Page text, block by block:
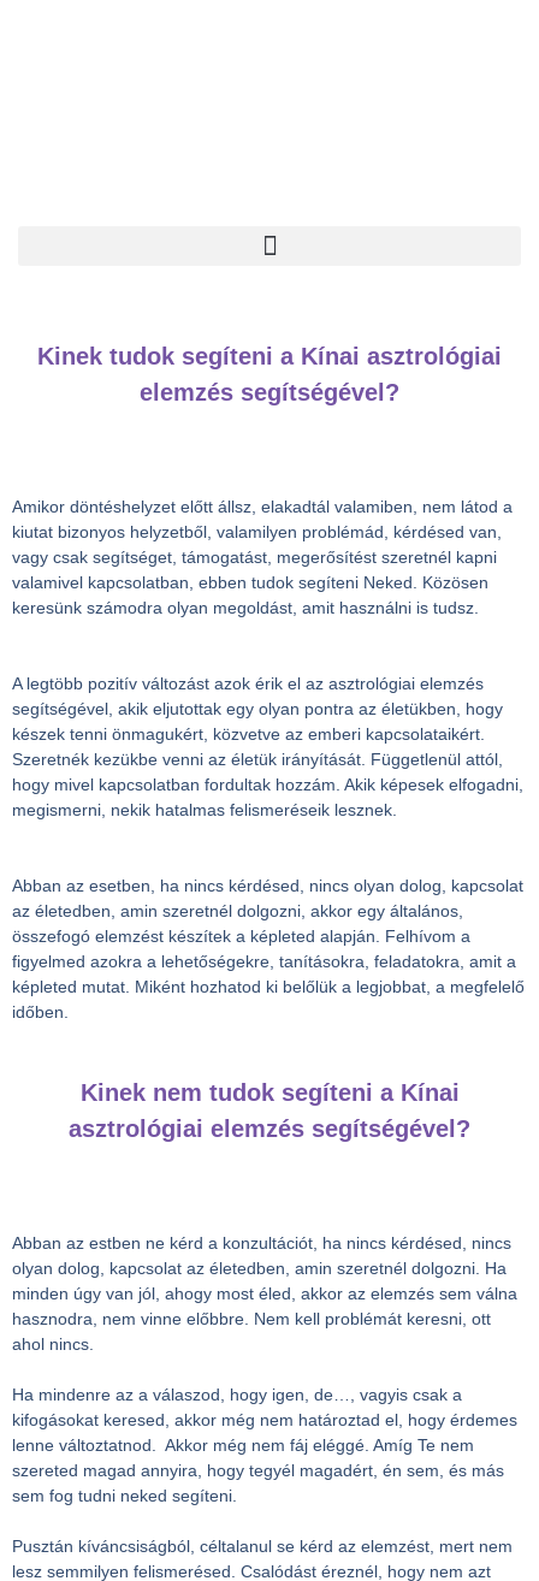
Kinek tudok segíteni a Kínai asztrológiai
elemzés segítségével?
Amikor döntéshelyzet előtt állsz, elakadtál valamiben, nem látod a
kiutat bizonyos helyzetből, valamilyen problémád, kérdésed van,
vagy csak segítséget, támogatást, megerősítést szeretnél kapni
valamivel kapcsolatban, ebben tudok segíteni Neked. Közösen
keresünk számodra olyan megoldást, amit használni is tudsz.
A legtöbb pozitív változást azok érik el az asztrológiai elemzés
segítségével, akik eljutottak egy olyan pontra az életükben, hogy
készek tenni önmagukért, közvetve az emberi kapcsolataikért.
Szeretnék kezükbe venni az életük irányítását. Függetlenül attól,
hogy mivel kapcsolatban fordultak hozzám. Akik képesek elfogadni,
megismerni, nekik hatalmas felismeréseik lesznek.
Abban az esetben, ha nincs kérdésed, nincs olyan dolog, kapcsolat
az életedben, amin szeretnél dolgozni, akkor egy általános,
összefogó elemzést készítek a képleted alapján. Felhívom a
figyelmed azokra a lehetőségekre, tanításokra, feladatokra, amit a
képleted mutat. Miként hozhatod ki belőlük a legjobbat, a megfelelő
időben.
Kinek nem tudok segíteni a Kínai
asztrológiai elemzés segítségével?
Abban az estben ne kérd a konzultációt, ha nincs kérdésed, nincs
olyan dolog, kapcsolat az életedben, amin szeretnél dolgozni. Ha
minden úgy van jól, ahogy most éled, akkor az elemzés sem válna
hasznodra, nem vinne előbbre. Nem kell problémát keresni, ott
ahol nincs.
Ha mindenre az a válaszod, hogy igen, de…, vagyis csak a
kifogásokat keresed, akkor még nem határoztad el, hogy érdemes
lenne változtatnod. Akkor még nem fáj eléggé. Amíg Te nem
szereted magad annyira, hogy tegyél magadért, én sem, és más
sem fog tudni neked segíteni.
Pusztán kíváncsiságból, céltalanul se kérd az elemzést, mert nem
lesz semmilyen felismerésed. Csalódást éreznél, hogy nem azt